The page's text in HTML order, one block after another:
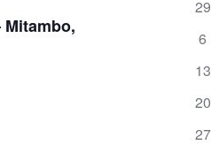
Mitambo,
de
0
29
0
6
0
13
0
20
0
27